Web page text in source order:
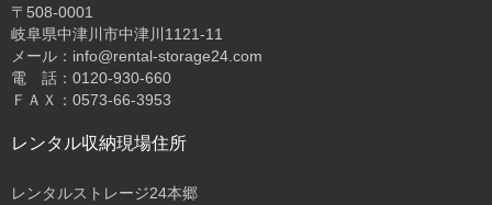
〒508-0001
岐阜県中津川市中津川1121-11
メール：info@rental-storage24.com
電 話：0120-930-660
ＦＡＸ：0573-66-3953
レンタル収納現場住所
レンタルストレージ24本郷